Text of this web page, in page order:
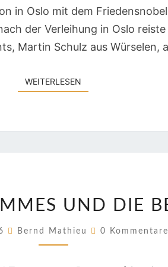
in Oslo mit dem
der Verleihung in Oslo
Martin Schulz aus Würselen,
WEITERLESEN
POMMES
UND
DIE
UND DIE
Bernd Mathieu Kommentare
0 Kommentare